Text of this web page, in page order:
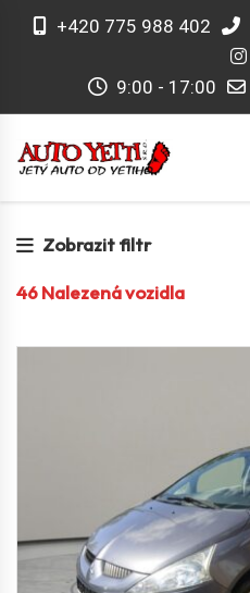
+420 775 988 402
9:00 - 17:00
Zobrazit filtr
46Nalezená vozidla